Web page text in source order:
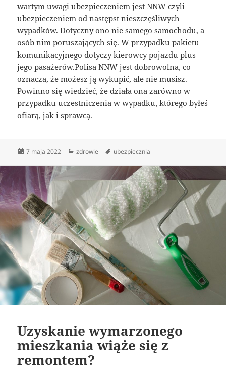
wartym uwagi ubezpieczeniem jest NNW czyli
ubezpieczeniem od następst nieszczęśliwych
wypadków. Dotyczny ono nie samego samochodu, a
osób nim poruszających się. W przypadku pakietu
komunikacyjnego dotyczy kierowcy pojazdu plus
jego pasażerów.Polisa NNW jest dobrowolna, co
oznacza, że możesz ją wykupić, ale nie musisz.
Powinno się wiedzieć, że działa ona zarówno w
przypadku uczestniczenia w wypadku, którego byłeś
ofiarą, jak i sprawcą.
Data
7 maja 2022 Kategorie
zdrowie Tagi
ubezpiecznia
Uzyskanie wymarzonego
mieszkania wiąże się z
remontem?